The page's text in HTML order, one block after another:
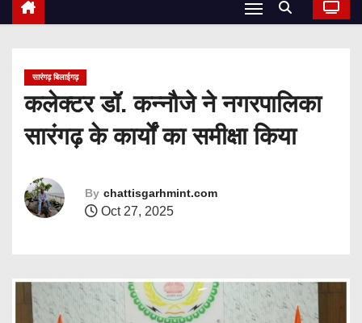
सारंगढ़ बिलाईगढ़
कलेक्टर डॉ. कन्नौजे ने नगरपालिका
सारंगढ़ के कार्यों का समीक्षा किया
By chattisgarhmint.com
Oct 27, 2025